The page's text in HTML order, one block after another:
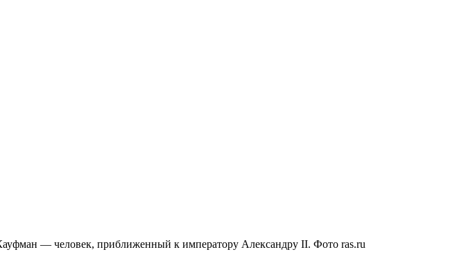
— человек, приближенный к императору Александру II. Фото ras.ru